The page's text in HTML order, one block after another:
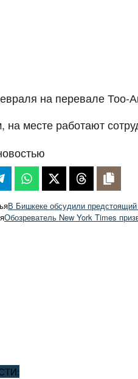
на перевале Тоо-
на месте работают
В Бишкеке обсудили
Обозреватель New York Times